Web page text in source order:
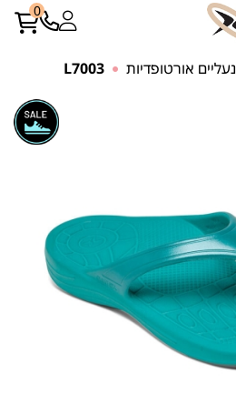
0
נעליים אורטופדיות L7003